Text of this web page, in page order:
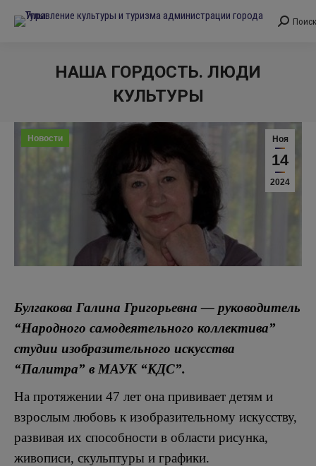
Поиск:
Поиск
НАША ГОРДОСТЬ. ЛЮДИ
КУЛЬТУРЫ
Ноя
14
2024
Новости
Булгакова Галина Григорьевна — руководитель
“Народного самодеятельного коллектива”
студии изобразительного искусства
“Палитра” в МАУК “КДС”.
На протяжении 47 лет она прививает детям и
взрослым любовь к изобразительному искусству,
развивая их способности в области рисунка,
живописи, скульптуры и графики.